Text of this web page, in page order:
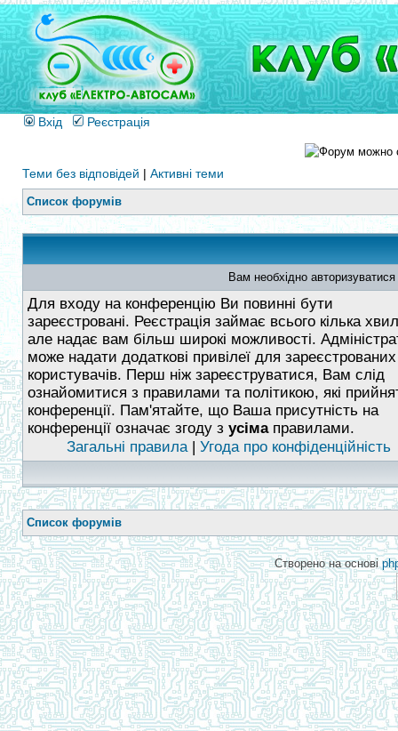
Вхід Реєстрація
Теми без відповідей | Активні теми
Список форумів
Вам необхідно
Для входу на конференцію Ви повинні бути
зареєстровані. Реєстрація займає всього кілька
але надає вам більш широкі можливості.
може надати додаткові привілеї для зареєстрованих
користувачів. Перш ніж зареєструватися, Вам слід
ознайомитися з правилами та політикою, які
конференції. Пам'ятайте, що Ваша присутність на
конференції означає згоду з усімаправилами.
Загальні правила| Угода про конфіденційність
Список форумів
Створено на основі